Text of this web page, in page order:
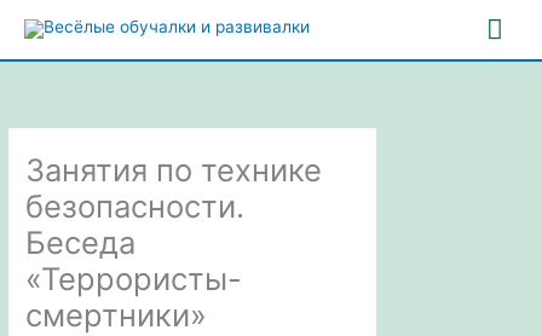
содержимому
Занятия по технике
безопасности.
Беседа
«Террористы-
смертники»